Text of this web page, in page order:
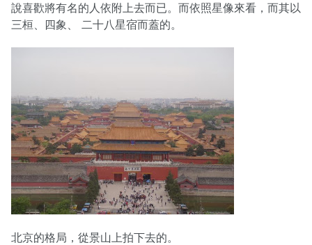
說喜歡將有名的人依附上去而已。而依照星像來看，而其以
三桓、四象、 二十八星宿而蓋的。
北京的格局，從景山上拍下去的。